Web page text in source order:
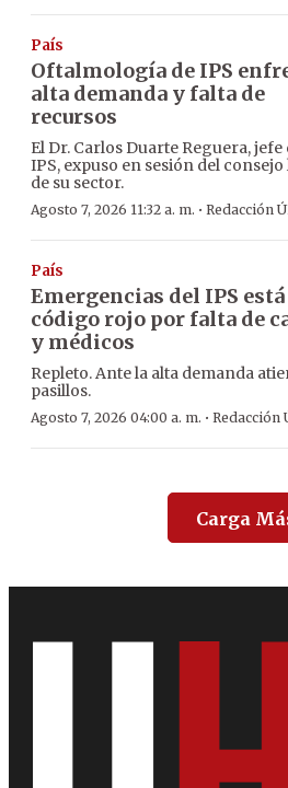
País
Oftalmología de IPS
alta demanda y falta de
recursos
El Dr. Carlos Duarte Reguera,
IPS, expuso en sesión del
de su sector.
Agosto 7, 2026 11:32 a. m. · Redacción
País
Emergencias del IPS está
código rojo por falta de
y médicos
Repleto. Ante la alta demanda
pasillos.
Agosto 7, 2026 04:00 a. m. · Redacción
Carga